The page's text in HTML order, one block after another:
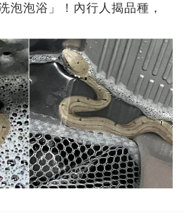
泡泡浴」！內行人揭品種，